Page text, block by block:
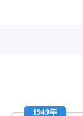
1949年